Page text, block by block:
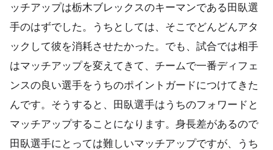
ッチアップは栃木ブレックスのキーマンである田臥選
手のはずでした。うちとしては、そこでどんどんアタ
ックして彼を消耗させたかった。でも、試合では相手
はマッチアップを変えてきて、チームで一番ディフェ
ンスの良い選手をうちのポイントガードにつけてきた
んです。そうすると、田臥選手はうちのフォワードと
マッチアップすることになります。身長差があるので
田臥選手にとっては難しいマッチアップですが、うち